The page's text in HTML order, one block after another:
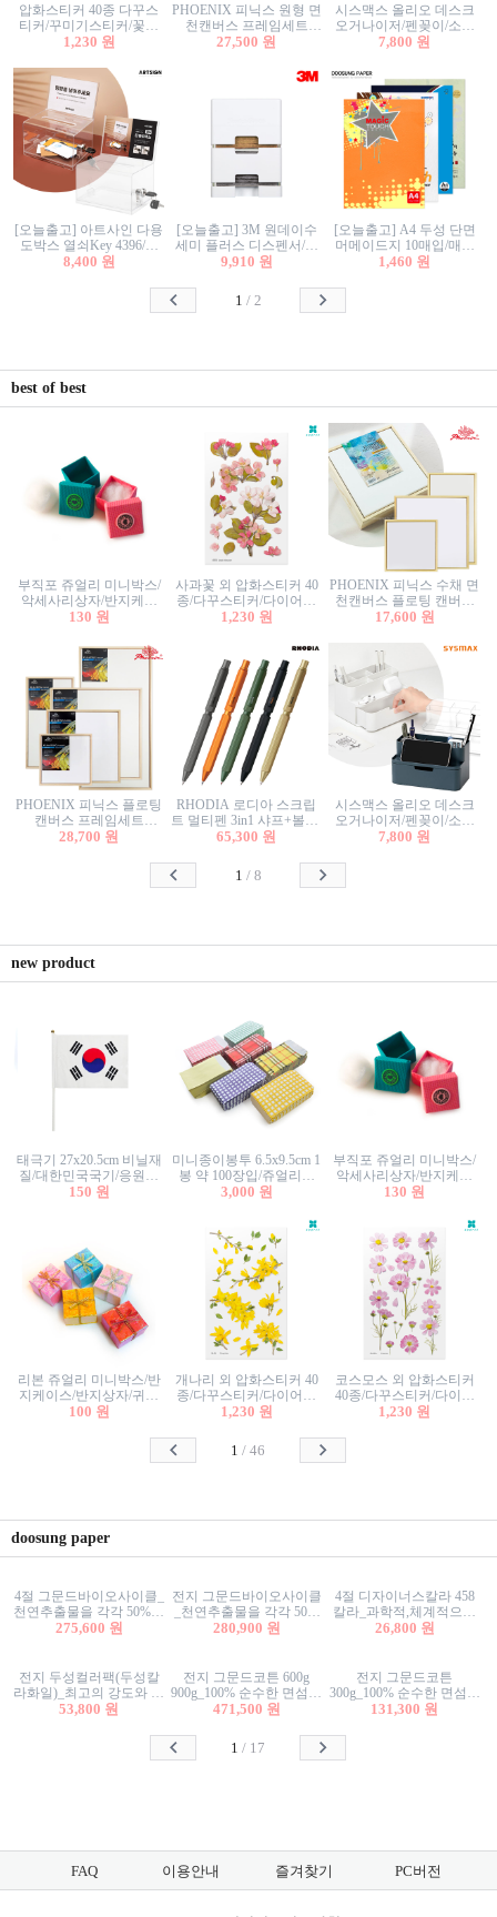
압화스티커 40종 다꾸스
티커/꾸미기스티커/꽃스
티커/압화꽃책갈피/팬시
1,230 원
PHOENIX 피닉스 원형 면
천캔버스 프레임세트
30cm/원형캔버스/플로팅
27,500 원
시스맥스 올리오 데스크
오거나이저/펜꽂이/소품
꽂이/소품함/정리함/수납
7,800 원
[오늘출고] 아트사인 다용
도박스 열쇠Key 4396/투
표함/건의함/모금함/응모
8,400 원
[오늘출고] 3M 원데이수
세미 플러스 디스펜서/소
프트수세미5매+강력수세
9,910 원
[오늘출고] A4 두성 단면
머메이드지 10매입/매직
터치/색지/색상지/색복사
칼라색지/고급복사지
1,460 원
1 / 2
best of best
부직포 쥬얼리 미니박스/
악세사리상자/반지케이
스/반지상자/귀걸이상자/
130 원
사과꽃 외 압화스티커 40
종/다꾸스티커/다이어리
꾸미기/꽃스티커/자연물
1,230 원
PHOENIX 피닉스 수채 면
천캔버스 플로팅 캔버스
프레임세트 30x30cm/액자
17,600 원
PHOENIX 피닉스 플로팅
캔버스 프레임세트
50x50cm/액자캔버스/인테
28,700 원
RHODIA 로디아 스크립
트 멀티펜 3in1 샤프+볼펜/
무광택 알루미늄 육각배
65,300 원
시스맥스 올리오 데스크
오거나이저/펜꽂이/소품
꽂이/소품함/정리함/수납
7,800 원
1 / 8
new product
태극기 27x20.5cm 비닐재
질/대한민국국기/응원깃
발/행사깃발
150 원
미니종이봉투 6.5x9.5cm 1
봉 약 100장입/쥬얼리봉
투/증명사진봉투/악세사
3,000 원
부직포 쥬얼리 미니박스/
악세사리상자/반지케이
스/반지상자/귀걸이상자/
130 원
리본 쥬얼리 미니박스/반
지케이스/반지상자/귀걸
이상자/귀걸이박스/악세
100 원
개나리 외 압화스티커 40
종/다꾸스티커/다이어리
꾸미기/꽃스티커/자연물
1,230 원
코스모스 외 압화스티커
40종/다꾸스티커/다이어
리꾸미기/꽃스티커/자연
1,230 원
1 /46
doosung paper
4절 그문드바이오사이클_
천연추출물을 각각 50%이
상 함유한 친환경그래픽
275,600 원
전지 그문드바이오사이클
_천연추출물을 각각 50%
이상 함유한 친환경그래
280,900 원
4절 디자이너스칼라 458
칼라_과학적,체계적으로
분류된 200색을 갖춘 색지
26,800 원
전지 두성컬러팩(두성칼
라화일)_최고의 강도와 평
활성을 지닌 다양한 컬러
53,800 원
전지 그문드코튼 600g
900g_100% 순수한 면섬유
로 만든 친환경프리미엄
471,500 원
전지 그문드코튼
300g_100% 순수한 면섬유
로 만든 친환경프리미엄
131,300 원
1 / 17
FAQ 이용안내 즐겨찾기 PC버전